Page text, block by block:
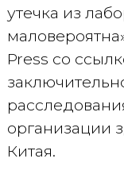
утечка из
Press со
организации
Китая.